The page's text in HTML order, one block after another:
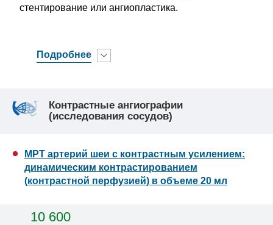
стентирование или ангиопластика.
Подробнее
Контрастные ангиографии
(исследования сосудов)
МРТ артерий шеи с контрастным усилением:
динамическим контрастированием
(контрастной перфузией) в объеме 20 мл
10 600